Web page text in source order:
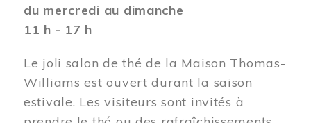
du mercredi au dimanche
11 h - 17 h
Le joli salon de thé de la Maison Thomas-
Williams est ouvert durant la saison
estivale. Les visiteurs sont invités à